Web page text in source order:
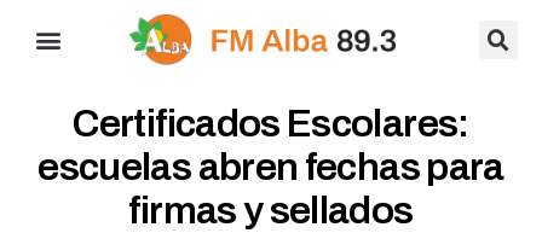
Certificados Escolares:
escuelas abren fechas para
firmas y sellados